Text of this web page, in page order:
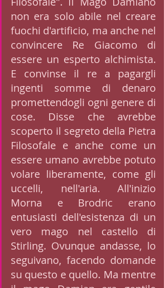
non era solo abile nel creare
fuochi d'artificio, ma anche nel
convincere Re Giacomo di
essere un esperto alchimista.
E convinse il re a pagargli
ingenti somme di denaro
promettendogli ogni genere di
cose. Disse che avrebbe
scoperto il segreto della Pietra
Filosofale e anche come un
essere umano avrebbe potuto
volare liberamente, come gli
uccelli, nell'aria. All'inizio
Morna e Brodric erano
entusiasti dell'esistenza di un
vero mago nel castello di
Stirling. Ovunque andasse, lo
seguivano, facendo domande
su questo e quello. Ma mentre